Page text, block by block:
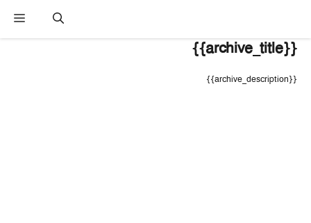
المحتوى
{{archive_title}}
{{archive_description}}